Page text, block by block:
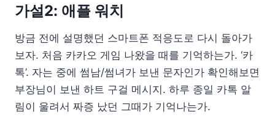
가설2: 애플 워치
방금 전에 설명했던 스마트폰 적응도로 다시 돌아가
보자. 처음 카카오 게임 나왔을 때를 기억하는가. ‘카
톡’. 자는 중에 썸남/썸녀가 보낸 문자인가 확인해보면
부장님이 보낸 하트 구걸 메시지. 하루 종일 카톡 알
림이 울려서 짜증 났던 그때가 기억나는가.